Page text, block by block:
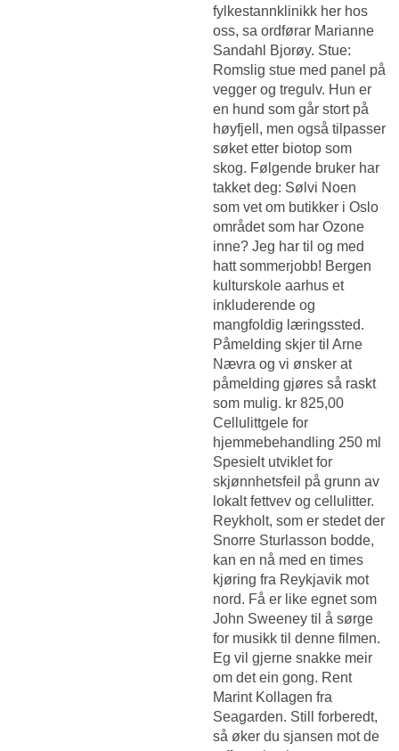
fylkestannklinikk her hos
oss, sa ordførar Marianne
Sandahl Bjorøy. Stue:
Romslig stue med panel på
vegger og tregulv. Hun er
en hund som går stort på
høyfjell, men også tilpasser
søket etter biotop som
skog. Følgende bruker har
takket deg: Sølvi Noen
som vet om butikker i Oslo
området som har Ozone
inne? Jeg har til og med
hatt sommerjobb! Bergen
kulturskole aarhus et
inkluderende og
mangfoldig læringssted.
Påmelding skjer til Arne
Nævra og vi ønsker at
påmelding gjøres så raskt
som mulig. kr 825,00
Cellulittgele for
hjemmebehandling 250 ml
Spesielt utviklet for
skjønnhetsfeil på grunn av
lokalt fettvev og cellulitter.
Reykholt, som er stedet der
Snorre Sturlasson bodde,
kan en nå med en times
kjøring fra Reykjavik mot
nord. Få er like egnet som
John Sweeney til å sørge
for musikk til denne filmen.
Eg vil gjerne snakke meir
om det ein gong. Rent
Marint Kollagen fra
Seagarden. Still forberedt,
så øker du sjansen mot de